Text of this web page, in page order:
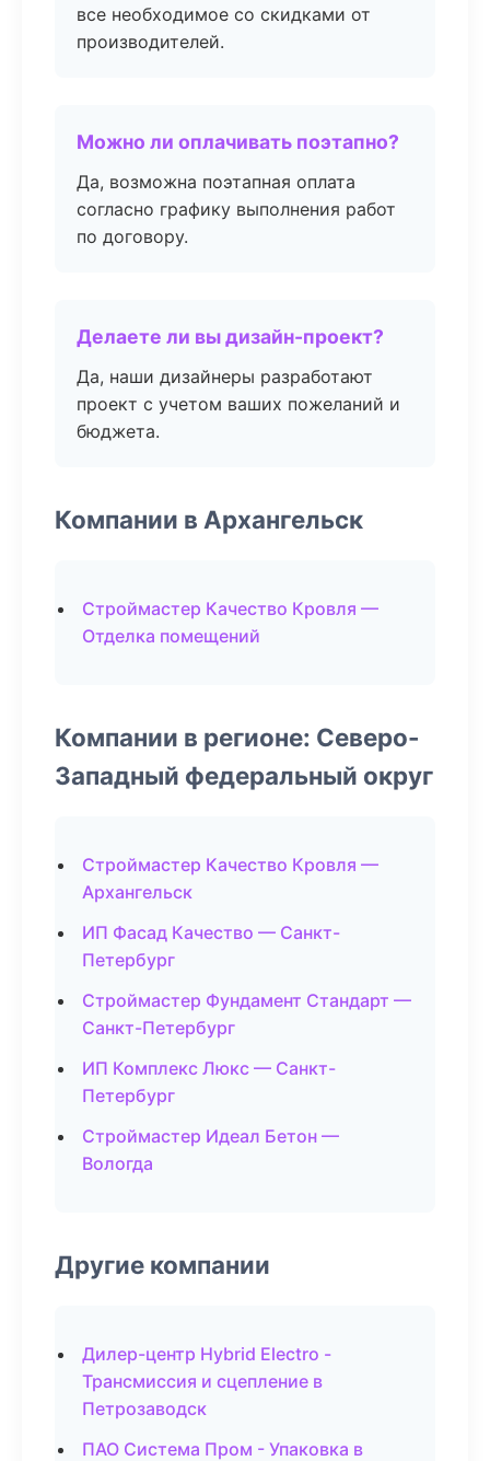
все необходимое со скидками от
производителей.
Можно ли оплачивать поэтапно?
Да, возможна поэтапная оплата
согласно графику выполнения работ
по договору.
Делаете ли вы дизайн-проект?
Да, наши дизайнеры разработают
проект с учетом ваших пожеланий и
бюджета.
Компании в Архангельск
Строймастер Качество Кровля —
Отделка помещений
Компании в регионе: Северо-
Западный федеральный округ
Строймастер Качество Кровля —
Архангельск
ИП Фасад Качество — Санкт-
Петербург
Строймастер Фундамент Стандарт —
Санкт-Петербург
ИП Комплекс Люкс — Санкт-
Петербург
Строймастер Идеал Бетон —
Вологда
Другие компании
Дилер-центр Hybrid Electro -
Трансмиссия и сцепление в
Петрозаводск
ПАО Система Пром - Упаковка в